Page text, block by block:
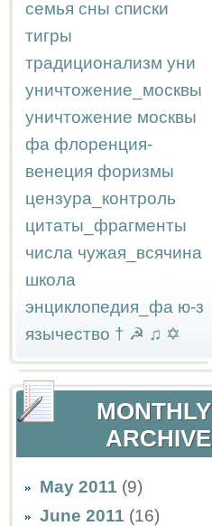
семья сны списки
тигры
традиционализм уни
уничтожение_москвы
уничтожение москвы
фа флоренция-
венеция форизмы
цензура_контроль
цитаты_фрагменты
числа чужая_всячина
школа
энциклопедия_фа ю-з
язычество † ☭ ♫ ✡
MONTHLY
ARCHIVE
May 2011 (9)
June 2011 (16)